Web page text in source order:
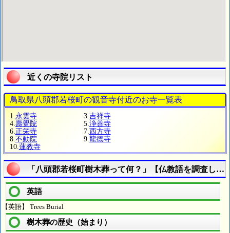
近くの寺院リスト
鳥取県八頭郡若桜町の観音寺付近のお寺一覧表
1. 永雲寺 3. 吉祥寺
4. 壽覺院 5. 浄善寺
6. 正栄寺 7. 西方寺
8. 不動院 9. 龍徳寺
10. 蓮教寺
「八頭郡若桜町樹木葬って何？」【仏教語を調査しよ
英語
【英語】 Trees Burial
樹木葬の歴史（始まり）